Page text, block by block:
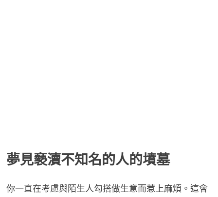
夢見褻瀆不知名的人的墳墓
你一直在考慮與陌生人勾搭做生意而惹上麻煩。這會